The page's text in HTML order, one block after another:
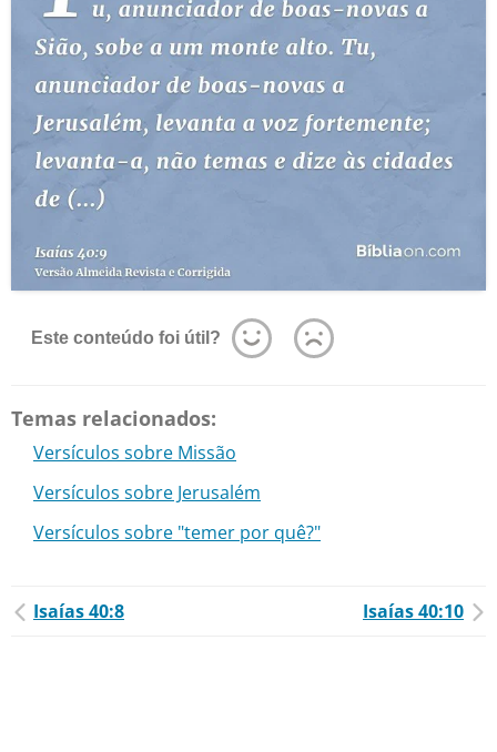
Este conteúdo foi útil?
Temas relacionados:
Versículos sobre Missão
Versículos sobre Jerusalém
Versículos sobre "temer por quê?"
Isaías 40:8 Isaías 40:10